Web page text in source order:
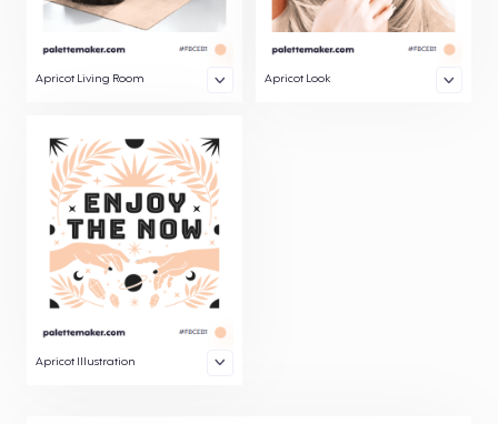
Apricot Living Room Apricot Look
Apricot Illustration